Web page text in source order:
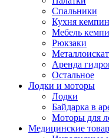
Спальники
Кухня
Мебель
Рюкзаки
Аренда
Остальное
Лодки и моторы
Лодки
Байдарка в
Моторы для
Медицинские